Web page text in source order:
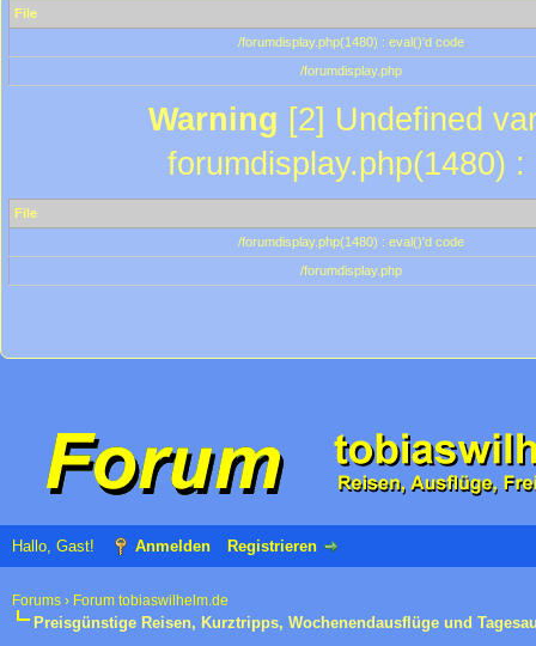
File
/forumdisplay.php(1480) : eval()'d code
/forumdisplay.php
Warning [2] Undefined
forumdisplay.php(1480)
File
/forumdisplay.php(1480) : eval()'d code
/forumdisplay.php
Hallo, Gast! Anmelden Registrieren
Forums › Forum tobiaswilhelm.de
Preisgünstige Reisen, Kurztripps, Wochenendausflüge und